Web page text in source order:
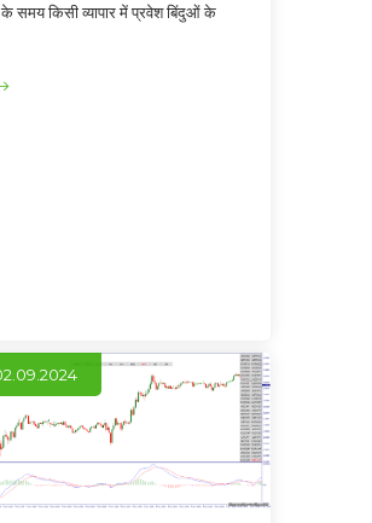
समय किसी व्यापार में प्रवेश बिंदुओं के